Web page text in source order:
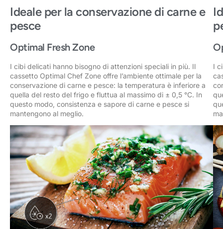
Ideale per la conservazione di carne e
pesce
Optimal Fresh Zone
I cibi delicati hanno bisogno di attenzioni speciali in più. Il
cassetto Optimal Chef Zone offre l’ambiente ottimale per la
conservazione di carne e pesce: la temperatura è inferiore a
quella del resto del frigo e fluttua al massimo di ± 0,5 °C. In
questo modo, consistenza e sapore di carne e pesce si
mantengono al meglio.
I